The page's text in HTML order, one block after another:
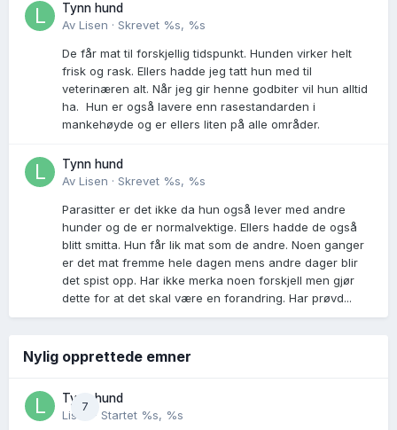
Tynn hund
Av Lisen · Skrevet %s, %s
De får mat til forskjellig tidspunkt. Hunden virker helt
frisk og rask. Ellers hadde jeg tatt hun med til
veterinæren alt. Når jeg gir henne godbiter vil hun alltid
ha. Hun er også lavere enn rasestandarden i
mankehøyde og er ellers liten på alle områder.
Tynn hund
Av Lisen · Skrevet %s, %s
Parasitter er det ikke da hun også lever med andre
hunder og de er normalvektige. Ellers hadde de også
blitt smitta. Hun får lik mat som de andre. Noen ganger
er det mat fremme hele dagen mens andre dager blir
det spist opp. Har ikke merka noen forskjell men gjør
dette for at det skal være en forandring. Har prøvd...
Nylig opprettede emner
7
Tynn hund
Lisen
· Startet %s, %s